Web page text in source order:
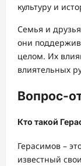
культуру и
Семья и
они
целом. Их
влиятельных
Вопрос-
Кто такой
Герасимов –
известный